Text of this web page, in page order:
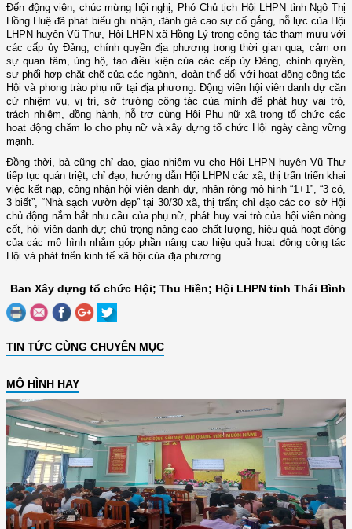
Đến động viên, chúc mừng hội nghị, Phó Chủ tịch Hội LHPN tỉnh Ngô Thị
Hồng Huệ đã phát biểu ghi nhận, đánh giá cao sự cố gắng, nỗ lực của Hội
LHPN huyện Vũ Thư, Hội LHPN xã Hồng Lý trong công tác tham mưu với
các cấp ủy Đảng, chính quyền địa phương trong thời gian qua; cảm ơn
sự quan tâm, ủng hộ, tạo điều kiện của các cấp ủy Đảng, chính quyền,
sự phối hợp chặt chẽ của các ngành, đoàn thể đối với hoạt động công tác
Hội và phong trào phụ nữ tại địa phương. Động viên hội viên danh dự căn
cứ nhiệm vụ, vị trí, sở trường công tác của mình để phát huy vai trò,
trách nhiệm, đồng hành, hỗ trợ cùng Hội Phụ nữ xã trong tổ chức các
hoạt động chăm lo cho phụ nữ và xây dựng tổ chức Hội ngày càng vững
mạnh.
Đồng thời, bà cũng chỉ đạo, giao nhiệm vụ cho Hội LHPN huyện Vũ Thư
tiếp tục quán triệt, chỉ đạo, hướng dẫn Hội LHPN các xã, thị trấn triển khai
việc kết nạp, công nhận hội viên danh dự, nhân rộng mô hình “1+1”, “3 có,
3 biết”, “Nhà sạch vườn đẹp” tại 30/30 xã, thị trấn; chỉ đạo các cơ sở Hội
chủ động nắm bắt nhu cầu của phụ nữ, phát huy vai trò của hội viên nòng
cốt, hội viên danh dự; chú trọng nâng cao chất lượng, hiệu quả hoạt động
của các mô hình nhằm góp phần nâng cao hiệu quả hoạt động công tác
Hội và phát triển kinh tế xã hội của địa phương.
Ban Xây dựng tổ chức Hội; Thu Hiền; Hội LHPN tỉnh Thái Bình
TIN TỨC CÙNG CHUYÊN MỤC
MÔ HÌNH HAY